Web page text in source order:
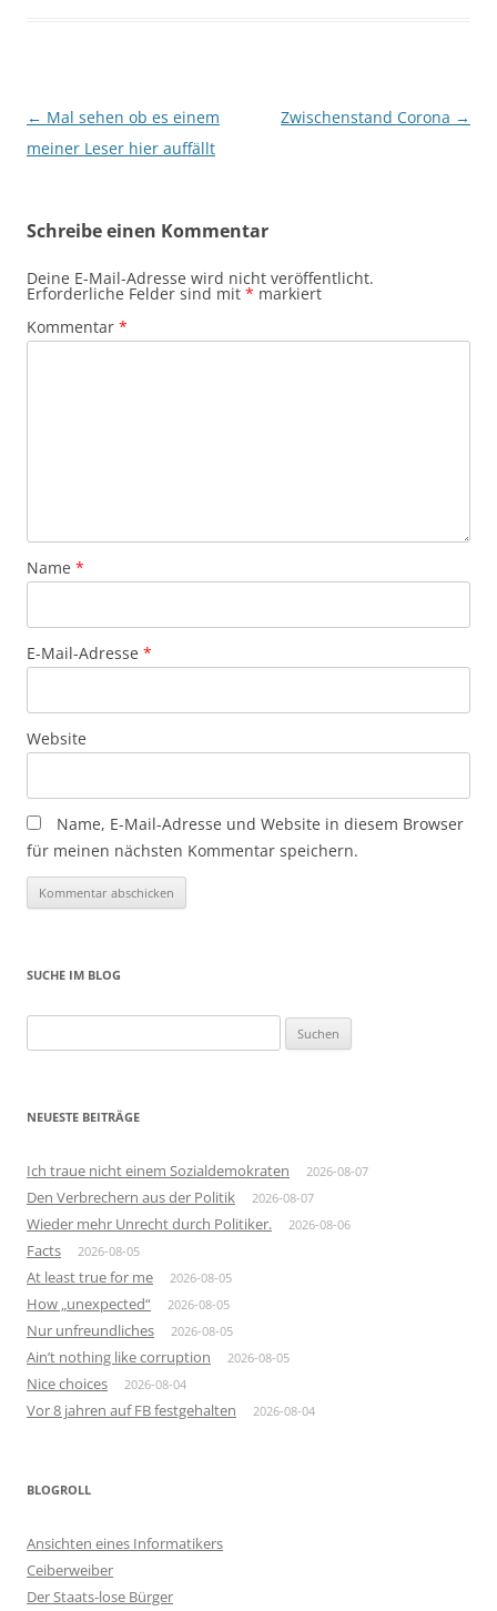
Beitragsnavigation
← Mal sehen ob es einem
meiner Leser hier auffällt
Zwischenstand Corona →
Schreibe einen Kommentar
Deine E-Mail-Adresse wird nicht veröffentlicht.
Erforderliche Felder sind mit * markiert
Kommentar *
Name *
E-Mail-Adresse *
Website
Name, E-Mail-Adresse und Website in diesem Browser
für meinen nächsten Kommentar speichern.
SUCHE IM BLOG
nach:
NEUESTE BEITRÄGE
Ich traue nicht einem Sozialdemokraten 2026-08-07
Den Verbrechern aus der Politik 2026-08-07
Wieder mehr Unrecht durch Politiker. 2026-08-06
Facts 2026-08-05
At least true for me 2026-08-05
How „unexpected“ 2026-08-05
Nur unfreundliches 2026-08-05
Ain’t nothing like corruption 2026-08-05
Nice choices 2026-08-04
Vor 8 jahren auf FB festgehalten 2026-08-04
BLOGROLL
Ansichten eines Informatikers
Ceiberweiber
Der Staats-lose Bürger